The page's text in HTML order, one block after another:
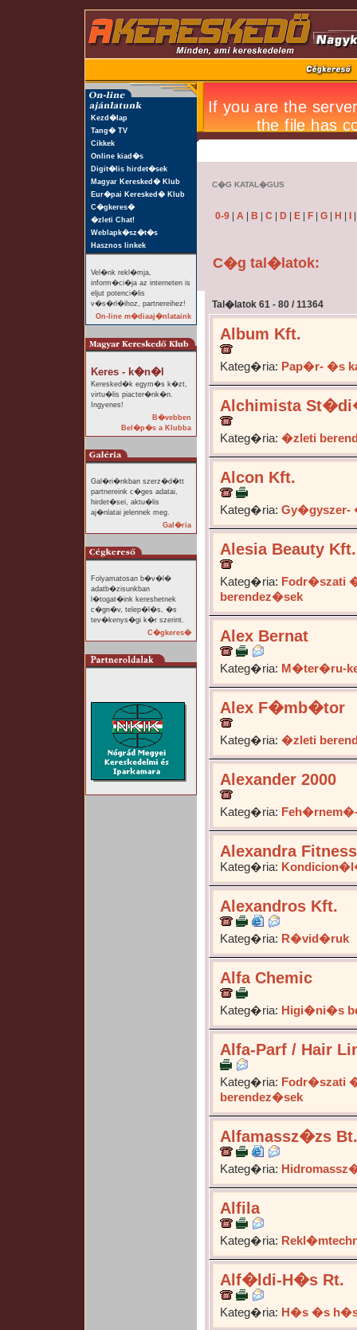
Kezd�lap
Tang� TV
Cikkek
Online kiad�s
Digit�lis hirdet�sek
Magyar Keresked� Klub
Eur�pai Keresked� Klub
C�gkeres�
�zleti Chat!
Weblapk�sz�t�s
Hasznos linkek
Vel�nk rekl�mja,
inform�ci�ja az interneten is
eljut potenci�lis
v�s�rl�ihoz, partnereihez!
On-line m�diaaj�nlataink
Keres - k�n�l
Keresked�k egym�s k�zt,
virtu�lis piacter�nk�n.
Ingyenes!
B�vebben
Bel�p�s a Klubba
Gal�ri�nkban szerz�d�tt
partnereink c�ges adatai,
hirdet�sei, aktu�lis
aj�nlatai jelennek meg.
Gal�ria
Folyamatosan b�v�l�
adatb�zisunkban
l�togat�ink kereshetnek
c�gn�v, telep�l�s, �s
tev�kenys�gi k�r szerint.
C�gkeres�
C�G KATAL�GUS
0-9 A B C D E F G H
C�g tal�latok:
Tal�latok 61 - 80 / 11364
Album Kft.
Kateg�ria: Pap�r- �s
Alchimista
Kateg�ria: �zleti
Alcon Kft.
Kateg�ria: Gy�gyszer-
Alesia Beauty Kft.
Kateg�ria: Fodr�szati
berendez�sek
Alex Bernat
Kateg�ria: M�ter�ru-
Alex F�mb�tor
Kateg�ria: �zleti
Alexander 2000
Kateg�ria:
Alexandra
Kateg�ria:
Alexandros Kft.
Kateg�ria: R�vid�ruk
Alfa Chemic
Kateg�ria: Higi�ni�s
Alfa-Parf / Hair
Kateg�ria: Fodr�szati
berendez�sek
Alfamassz�zs Bt.
Kateg�ria:
Alfila
Kateg�ria:
Alf�ldi-H�s Rt.
Kateg�ria: H�s �s